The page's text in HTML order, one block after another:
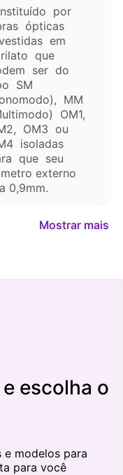
por
ópticas
em
que
ser do
SM
MM
OM1,
OM3 ou
isoladas
que seu
externo
0,9mm.
Mostrar mais
escolha o
e modelos para
para você